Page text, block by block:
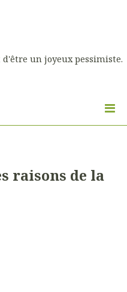
un joyeux pessimiste.
raisons de la